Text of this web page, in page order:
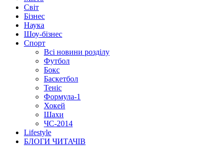
Світ
Бізнес
Наука
Шоу-бізнес
Спорт
Всі новини розділу
Футбол
Бокс
Баскетбол
Теніс
Формула-1
Хокей
Шахи
ЧС-2014
Lifestyle
БЛОГИ ЧИТАЧІВ